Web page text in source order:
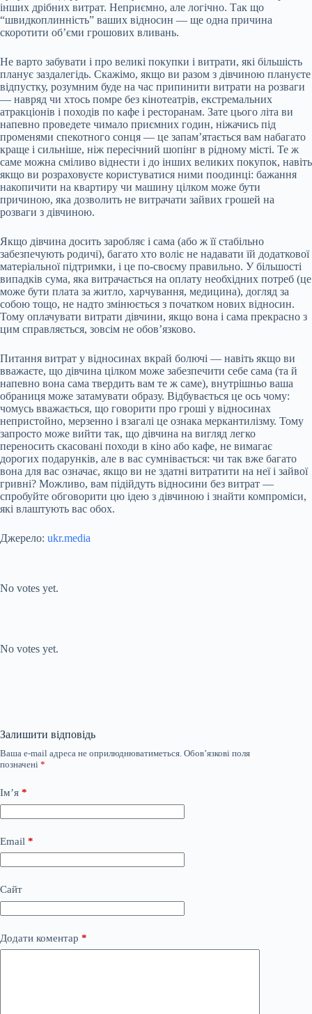
інших дрібних витрат. Неприємно, але логічно. Так що
“швидкоплинність” ваших відносин — ще одна причина
скоротити об’єми грошових вливань.
Не варто забувати і про великі покупки і витрати, які більшість
планує заздалегідь. Скажімо, якщо ви разом з дівчиною плануєте
відпустку, розумним буде на час припинити витрати на розваги
— навряд чи хтось помре без кінотеатрів, екстремальних
атракціонів і походів по кафе і ресторанам. Зате цього літа ви
напевно проведете чимало приємних годин, ніжачись під
променями спекотного сонця — це запам’ятається вам набагато
краще і сильніше, ніж пересічний шопінг в рідному місті. Те ж
саме можна сміливо віднести і до інших великих покупок, навіть
якщо ви розраховуєте користуватися ними поодинці: бажання
накопичити на квартиру чи машину цілком може бути
причиною, яка дозволить не витрачати зайвих грошей на
розваги з дівчиною.
Якщо дівчина досить заробляє і сама (або ж її стабільно
забезпечують родичі), багато хто воліє не надавати їй додаткової
матеріальної підтримки, і це по-своєму правильно. У більшості
випадків сума, яка витрачається на оплату необхідних потреб (це
може бути плата за житло, харчування, медицина), догляд за
собою тощо, не надто змінюється з початком нових відносин.
Тому оплачувати витрати дівчини, якщо вона і сама прекрасно з
цим справляється, зовсім не обов’язково.
Питання витрат у відносинах вкрай болючі — навіть якщо ви
вважаєте, що дівчина цілком може забезпечити себе сама (та й
напевно вона сама твердить вам те ж саме), внутрішньо ваша
обраниця може затамувати образу. Відбувається це ось чому:
чомусь вважається, що говорити про гроші у відносинах
непристойно, мерзенно і взагалі це ознака меркантилізму. Тому
запросто може вийти так, що дівчина на вигляд легко
переносить скасовані походи в кіно або кафе, не вимагає
дорогих подарунків, але в вас сумнівається: чи так вже багато
вона для вас означає, якщо ви не здатні витратити на неї і зайвої
гривні? Можливо, вам підійдуть відносини без витрат —
спробуйте обговорити цю ідею з дівчиною і знайти компроміси,
які влаштують вас обох.
Джерело: ukr.media
No votes yet.
No votes yet.
Залишити відповідь
Ваша e-mail адреса не оприлюднюватиметься. Обов’язкові поля
позначені *
Ім’я *
Email *
Сайт
Додати коментар *